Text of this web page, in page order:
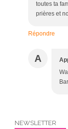
toutes ta
prières et
Répondre
A
NEWSLETTER